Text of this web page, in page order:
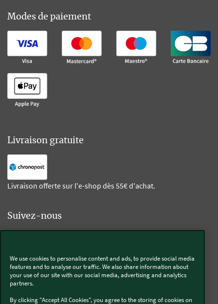
Modes de paiement
Livraison gratuite
Livraison offerte sur l'e-shop dès 55€ d'achat.
Suivez-nous
Thermomix®
We use cookies to personalise content and ads, to provide social media
features and to analyse our traffic. We also share information about
your use of our site with our social media, advertising and analytics
partners.
By clicking "Accept All Cookies", you agree to the storing of cookies on